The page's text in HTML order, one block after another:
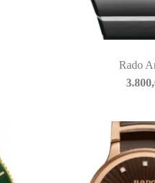
Rado